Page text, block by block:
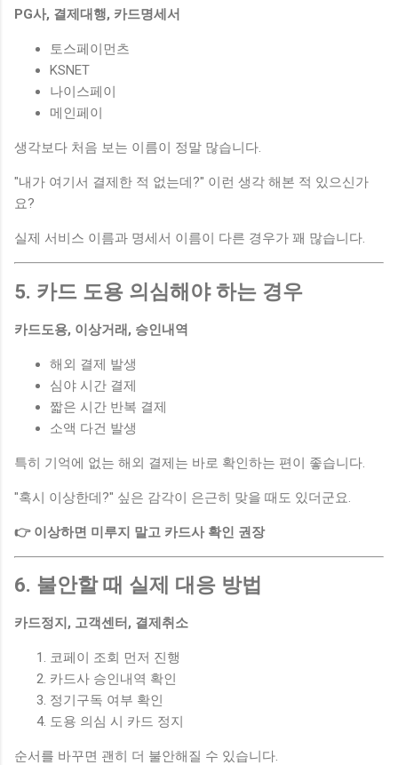
PG사, 결제대행, 카드명세서
토스페이먼츠
KSNET
나이스페이
메인페이
생각보다 처음 보는 이름이 정말 많습니다.
"내가 여기서 결제한 적 없는데?" 이런 생각 해본 적 있으신가
요?
실제 서비스 이름과 명세서 이름이 다른 경우가 꽤 많습니다.
5. 카드 도용 의심해야 하는 경우
카드도용, 이상거래, 승인내역
해외 결제 발생
심야 시간 결제
짧은 시간 반복 결제
소액 다건 발생
특히 기억에 없는 해외 결제는 바로 확인하는 편이 좋습니다.
"혹시 이상한데?" 싶은 감각이 은근히 맞을 때도 있더군요.
👉 이상하면 미루지 말고 카드사 확인 권장
6. 불안할 때 실제 대응 방법
카드정지, 고객센터, 결제취소
코페이 조회 먼저 진행
카드사 승인내역 확인
정기구독 여부 확인
도용 의심 시 카드 정지
순서를 바꾸면 괜히 더 불안해질 수 있습니다.